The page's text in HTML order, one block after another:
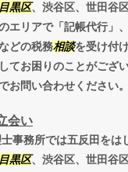
目黒区、渋谷区、世田谷
エリアで「記帳代行」
どの税務相談を受け付
てお困りのことがござ
お問い合わせください。
会い
事務所では五反田をは
目黒区、渋谷区、世田谷